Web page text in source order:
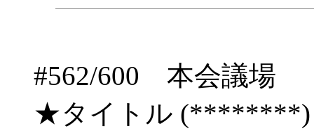
#562/600 本会議
★タイトル (********)